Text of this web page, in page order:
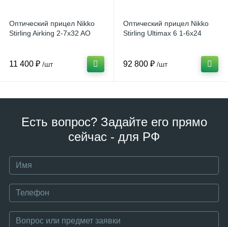
Оптический прицел Nikko
Stirling Airking 2-7x32 AO
11 400 ₽ /шт
Оптический прицел Nikko
Stirling Ultimax 6 1-6x24
92 800 ₽ /шт
Есть вопрос? Задайте его прямо
сейчас - для РФ